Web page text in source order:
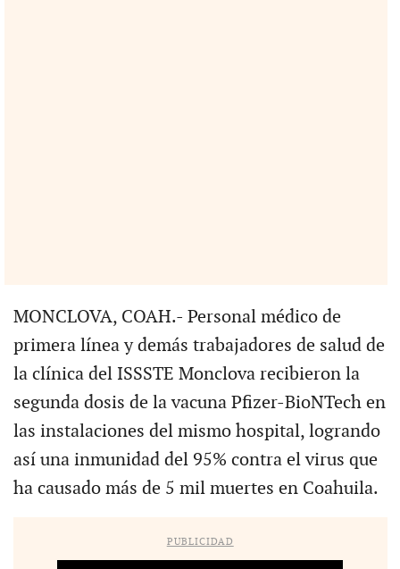
MONCLOVA, COAH.- Personal médico de
primera línea y demás trabajadores de salud de
la clínica del ISSSTE Monclova recibieron la
segunda dosis de la vacuna Pfizer-BioNTech en
las instalaciones del mismo hospital, logrando
así una inmunidad del 95% contra el virus que
ha causado más de 5 mil muertes en Coahuila.
PUBLICIDAD